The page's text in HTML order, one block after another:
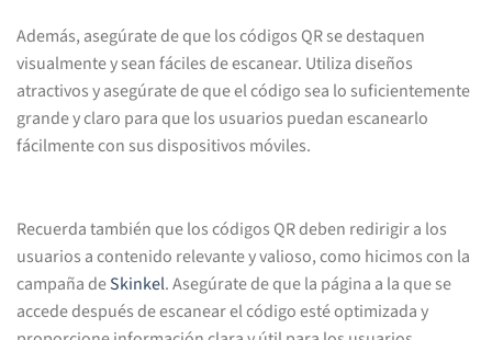
Además, asegúrate de que los códigos QR se destaquen
visualmente y sean fáciles de escanear. Utiliza diseños
atractivos y asegúrate de que el código sea lo suficientemente
grande y claro para que los usuarios puedan escanearlo
fácilmente con sus dispositivos móviles.
Recuerda también que los códigos QR deben redirigir a los
usuarios a contenido relevante y valioso, como hicimos con la
campaña deSkinkel. Asegúrate de que la página a la que se
accede después de escanear el código esté optimizada y